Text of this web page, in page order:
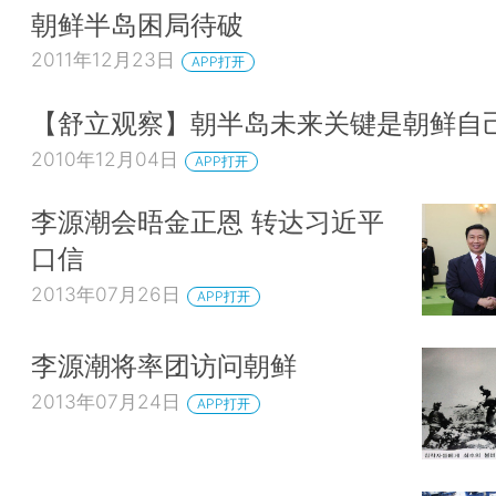
朝鲜半岛困局待破
2011年12月23日 APP打开
【舒立观察】朝半岛未来关键是朝鲜自
2010年12月04日 APP打开
李源潮会晤金正恩 转达习近平
口信
2013年07月26日 APP打开
李源潮将率团访问朝鲜
2013年07月24日 APP打开